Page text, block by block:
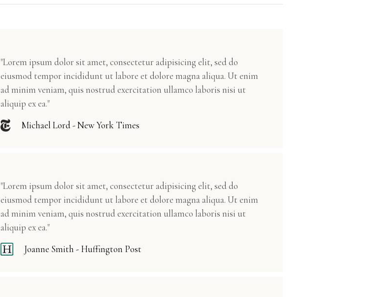
"Lorem ipsum dolor sit amet, consectetur adipisicing elit, sed do
eiusmod tempor incididunt ut labore et dolore magna aliqua. Ut enim
ad minim veniam, quis nostrud exercitation ullamco laboris nisi ut
aliquip ex ea."
Michael Lord - New York Times
"Lorem ipsum dolor sit amet, consectetur adipisicing elit, sed do
eiusmod tempor incididunt ut labore et dolore magna aliqua. Ut enim
ad minim veniam, quis nostrud exercitation ullamco laboris nisi ut
aliquip ex ea."
Joanne Smith - Huffington Post